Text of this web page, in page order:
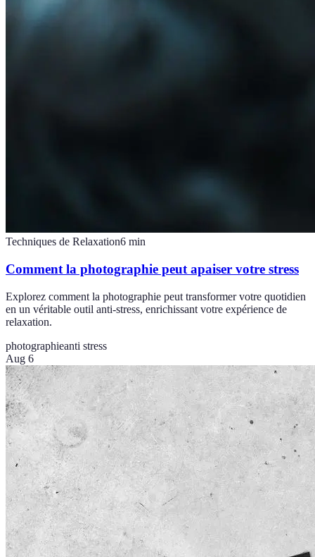
Techniques de Relaxation6 min
Comment la photographie peut apaiser votre stress
Explorez comment la photographie peut transformer votre quotidien
en un véritable outil anti-stress, enrichissant votre expérience de
relaxation.
photographieanti stress
Aug 6